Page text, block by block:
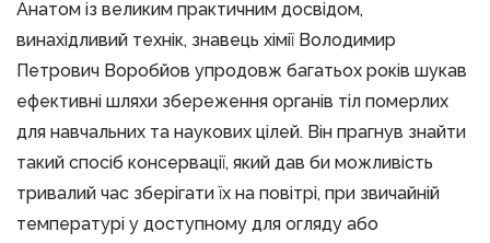
Анатом із великим практичним досвідом,
винахідливий технік, знавець хімії Володимир
Петрович Воробйов упродовж багатьох років шукав
ефективні шляхи збереження органів тіл померлих
для навчальних та наукових цілей. Він прагнув знайти
такий спосіб консервації, який дав би можливість
тривалий час зберігати їх на повітрі, при звичайній
температурі у доступному для огляду або